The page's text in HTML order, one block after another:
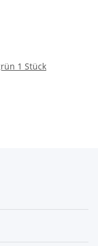
1 Stück